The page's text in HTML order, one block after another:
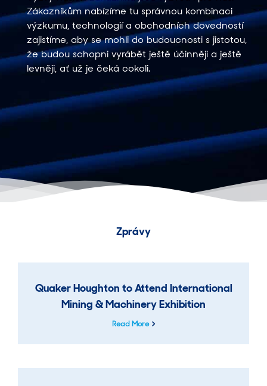
Zákazníkům nabízíme tu správnou kombinaci
výzkumu, technologií a obchodních dovedností
zajistíme, aby se mohli do budoucnosti s jistotou,
že budou schopni vyrábět ještě účinněji a ještě
levněji, ať už je čeká cokoli.
Zprávy
Quaker Houghton to Attend International
Mining & Machinery Exhibition
Read More